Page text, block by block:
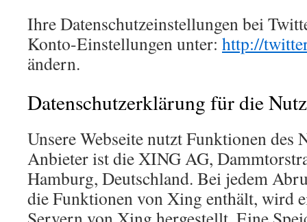
Ihre Datenschutzeinstellungen bei
Konto-Einstellungen unter: http://
ändern.
Datenschutzerklärung für die
Unsere Webseite nutzt Funktionen des
Anbieter ist die XING AG,
Hamburg, Deutschland. Bei jedem
die Funktionen von Xing enthält, wird